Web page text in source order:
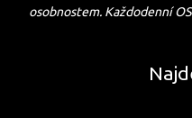
osobnostem. Každodenní